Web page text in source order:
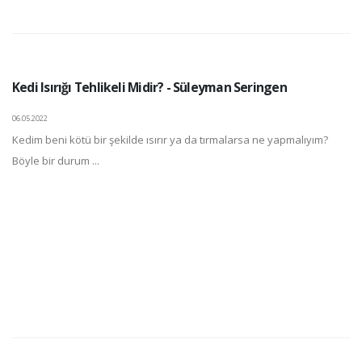
Kedi Isırığı Tehlikeli Midir? - Süleyman Seringen
06.05.2022
Kedim beni kötü bir şekilde ısırır ya da tırmalarsa ne yapmalıyım?
Böyle bir durum ...